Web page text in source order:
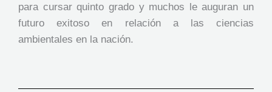
para cursar quinto grado y muchos le auguran un
futuro exitoso en relación a las ciencias
ambientales en la nación.